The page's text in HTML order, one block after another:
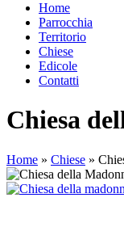
Home
Parrocchia
Territorio
Chiese
Edicole
Contatti
Chiesa
Home » Chiese »